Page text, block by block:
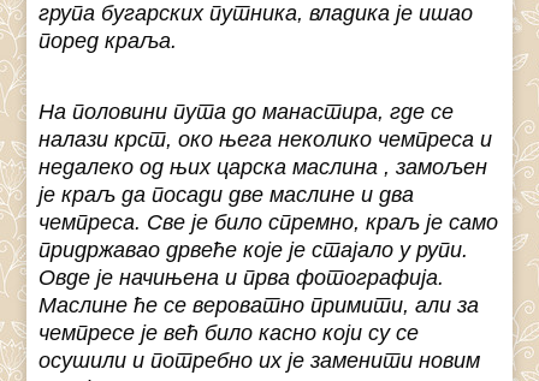
група бугарских путника, владика је ишао
поред краља.
На половини пута до манастира, где се
налази крст, око њега неколико чемпреса и
недалеко од њих царска маслина , замољен
је краљ да посади две маслине и два
чемпреса. Све је било спремно, краљ је само
придржавао дрвеће које је стајало у рупи.
Овде је начињена и прва фотографија.
Маслине ће се вероватно примити, али за
чемпресе је већ било касно који су се
осушили и потребно их је заменити новим